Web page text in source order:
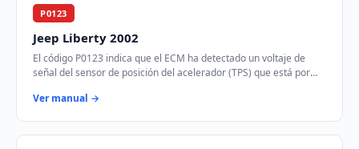
P0123
Jeep Liberty 2002
El código P0123 indica que el ECM ha detectado un voltaje de
señal del sensor de posición del acelerador (TPS) que está por
Ver manual →